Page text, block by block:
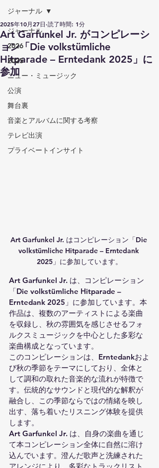
ジャーナル
2026
2025
ニュー・ミュージック
公演
舞台裏
音楽とアルバムに関する考察
テレビ出演
プライベートインサイト
ジャーナル
Art Garfunkel Jr. がコンピレーシ
ョン「Die volkstümliche
Hitparade – Erntedank 2025」に
参加
2025年10月27日 読了時間: 1分
Art Garfunkel Jr. はコンピレーション「Die
volkstümliche Hitparade – Erntedank
2025」に参加しています。
Art Garfunkel Jr. は、コンピレーション
「Die volkstümliche Hitparade –
Erntedank 2025」に参加しています。本
作品は、複数のアーティストによる楽曲
を収録し、秋の雰囲気を感じさせるフォ
ルクスミュージックを中心とした多彩な
楽曲構成となっています。
このコンピレーションは、Erntedankおよ
び秋の季節をテーマにしており、全体と
して調和の取れた音楽的な流れが特徴で
す。伝統的なサウンドと現代的な解釈が
融合し、この季節ならではの情緒を映し
出す、落ち着いたリスニング体験を提供
します。
Art Garfunkel Jr. は、自身の楽曲を通じ
て本コンピレーション全体に自然に溶け
込んでいます。澄んだ歌声と洗練された